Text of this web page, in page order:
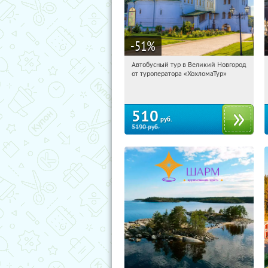
-51%
01:03:42 Купили:2
Автобусный тур в Великий Новгород
от туроператора «ХохломаТур»
510 руб.
5190руб.